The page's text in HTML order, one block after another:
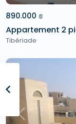
890.000 ₪
Appartement 2
Tibériade
Previous